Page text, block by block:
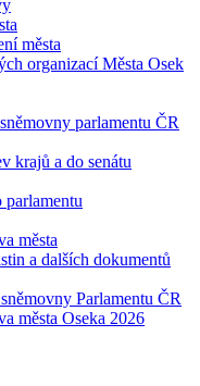
města
organizací Města Osek
parlamentu ČR
krajů a do senátu
města
a dalších dokumentů
Parlamentu ČR
města Oseka 2026